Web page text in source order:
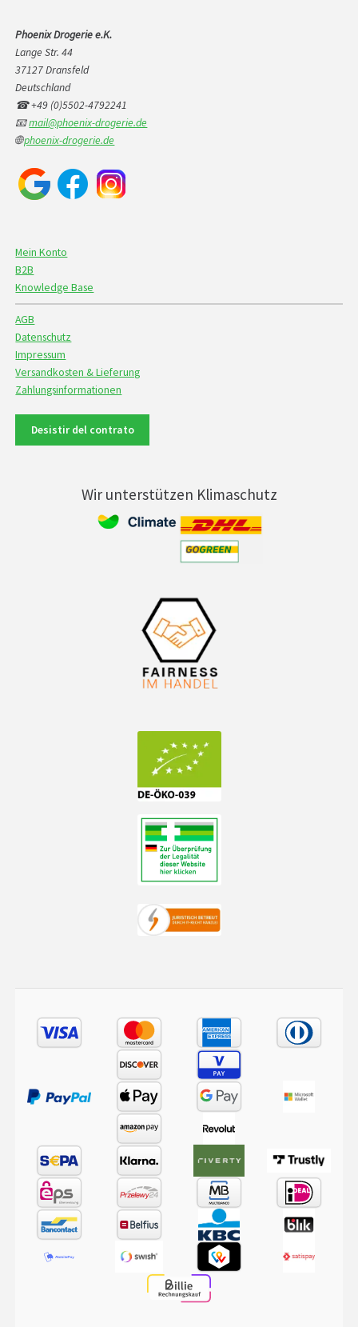
Phoenix Drogerie e.K.
Lange Str. 44
37127 Dransfeld
Deutschland
☎ +49 (0)5502-4792241
📧mail@phoenix-drogerie.de
🌐phoenix-drogerie.de
Mein Konto
B2B
Knowledge Base
AGB
Datenschutz
Impressum
Versandkosten & Lieferung
Zahlungsinformationen
Desistir del contrato
Wir unterstützen Klimaschutz